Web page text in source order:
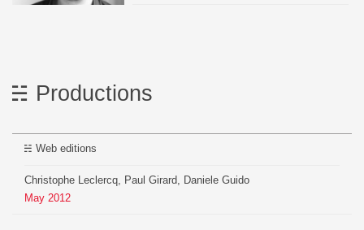
Productions
Web editions
Christophe Leclercq, Paul Girard, Daniele Guido
May 2012